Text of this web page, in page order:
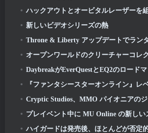
ハックアウトとオービタルレーザーを組み合わせたファイナ
新しいビデオシリーズの熱
Throne & Liberty アップデートでランダム生成の
オープンワールドのクリーチャーコレクター、
DaybreakがEverQuestとEQ2のロードマップをスキップする計画を発
『ファンタシースターオンライン』レベルキャップ引き上げと新コンテンツが公開 2: NGS
Cryptic Studios、MMO パイオニアのジャック・エマート氏が
プレイベント中に MU Online の新しいスピード
ハイガードは発売後、ほとんどが否定的なレビ